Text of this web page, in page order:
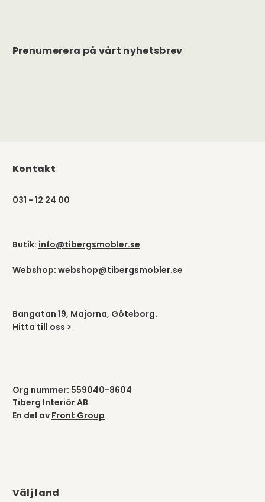
Prenumerera på vårt nyhetsbrev
Kontakt
031 - 12 24 00
Butik: info@tibergsmobler.se
Webshop: webshop@tibergsmobler.se
Bangatan 19, Majorna, Göteborg.
Hitta till oss >
Org nummer: 559040-8604
Tiberg Interiör AB
En del av Front Group
Välj land